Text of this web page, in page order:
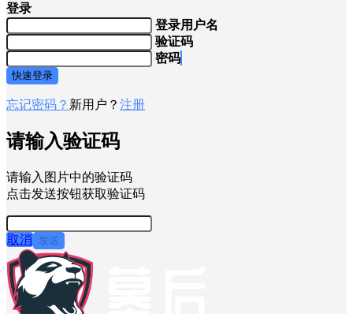
登录
登录用户名
验证码
密码
快速登录
忘记密码？ 新用户？ 注册
请输入验证码
请输入图片中的验证码
点击发送按钮获取验证码
取消 发送